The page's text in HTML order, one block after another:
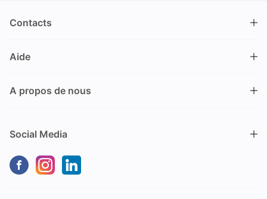
Contacts
Nüschelerstrasse 35
Suisse
info@drinks.ch
9.00 – 12.00 et de 13.30 – 17.00
Aide
Processus de commande
Livraison & Pick-up
Options de Payement
Dommages dus au transport
A propos de nous
A propos de nous
Durabilité
Social Media